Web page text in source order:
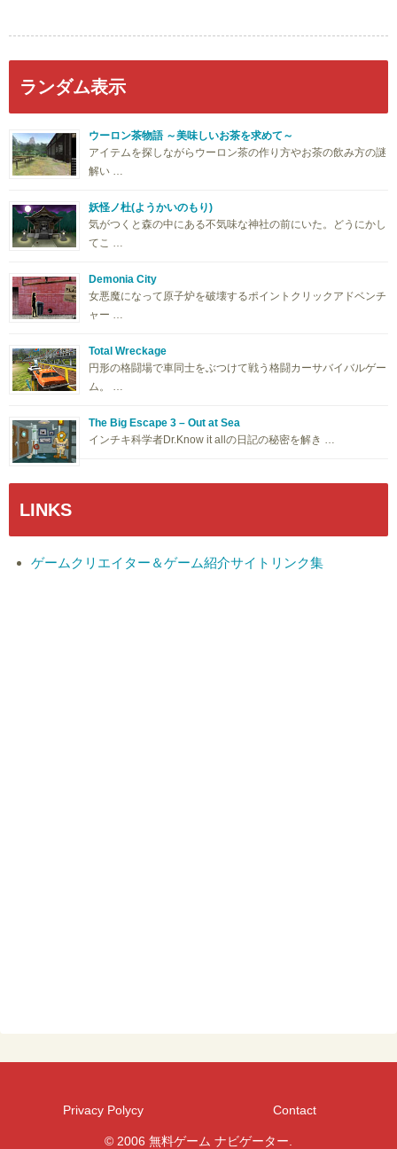
ランダム表示
ウーロン茶物語 ～美味しいお茶を求めて～
アイテムを探しながらウーロン茶の作り方やお茶の飲み方の謎
解い …
妖怪ノ杜(ようかいのもり)
気がつくと森の中にある不気味な神社の前にいた。どうにかし
てこ …
Demonia City
女悪魔になって原子炉を破壊するポイントクリックアドベンチ
ャー …
Total Wreckage
円形の格闘場で車同士をぶつけて戦う格闘カーサバイバルゲー
ム。 …
The Big Escape 3 – Out at Sea
インチキ科学者Dr.Know it allの日記の秘密を解き …
LINKS
ゲームクリエイター＆ゲーム紹介サイトリンク集
Privacy Polycy Contact
© 2006 無料ゲーム ナビゲーター.